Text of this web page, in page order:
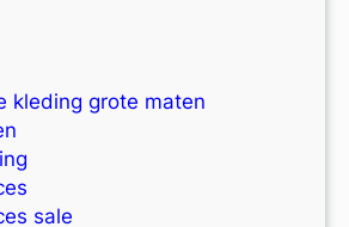
kleding grote maten
sale